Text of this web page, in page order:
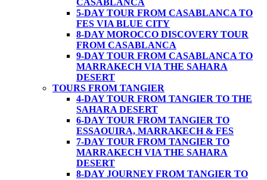
CASABLANCA
5-DAY TOUR FROM CASABLANCA TO
FES VIA BLUE CITY
8-DAY MOROCCO DISCOVERY TOUR
FROM CASABLANCA
9-DAY TOUR FROM CASABLANCA TO
MARRAKECH VIA THE SAHARA
DESERT
TOURS FROM TANGIER
4-DAY TOUR FROM TANGIER TO THE
SAHARA DESERT
6-DAY TOUR FROM TANGIER TO
ESSAOUIRA, MARRAKECH & FES
7-DAY TOUR FROM TANGIER TO
MARRAKECH VIA THE SAHARA
DESERT
8-DAY JOURNEY FROM TANGIER TO